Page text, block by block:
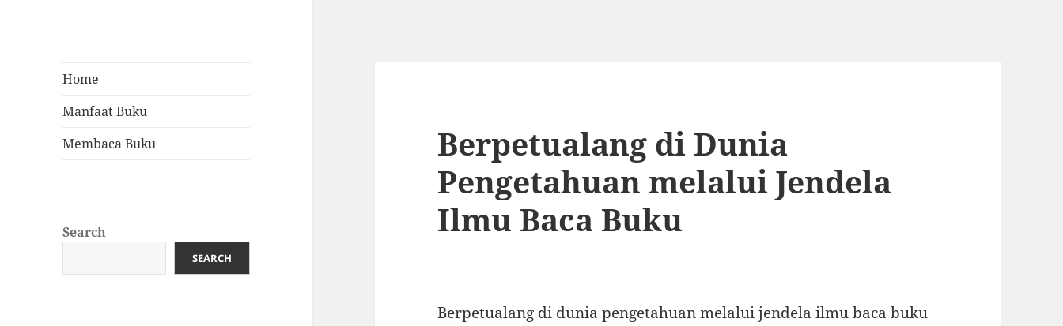
Home
Manfaat Buku
Membaca Buku
Search
SEARCH
Berpetualang di Dunia
Pengetahuan melalui Jendela
Ilmu Baca Buku
Berpetualang di dunia pengetahuan melalui jendela ilmu baca buku